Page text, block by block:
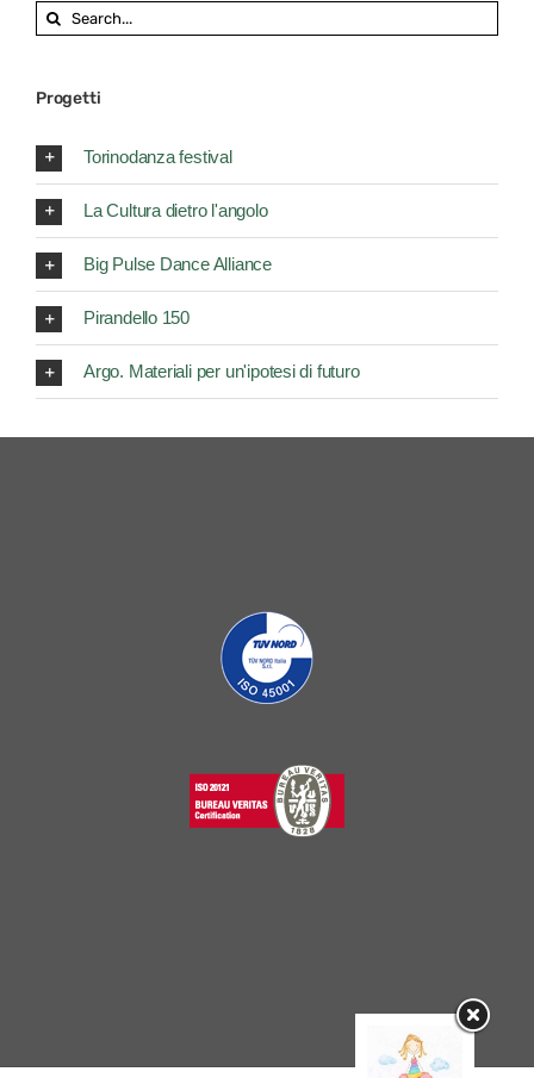
Search
for:
Progetti
Torinodanza festival
La Cultura dietro l'angolo
Big Pulse Dance Alliance
Pirandello 150
Argo. Materiali per un'ipotesi di futuro